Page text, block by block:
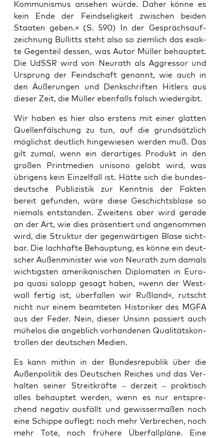
Kom­mu­nis­mus anse­hen wür­de. Daher kön­ne es
kein Ende der Feind­se­lig­keit zwi­schen bei­den
Staa­ten geben.« (S. 590) In der Gesprächs­auf­
zeich­nung Bul­litts steht also so ziem­lich das exak­
te Gegen­teil des­sen, was Autor Mül­ler behaup­tet.
Die UdSSR wird von Neu­r­a­th als Aggres­sor und
Ursprung der Feind­schaft genannt, wie auch in
den Äuße­run­gen und Denk­schrif­ten Hit­lers aus
die­ser Zeit, die Mül­ler eben­falls falsch wiedergibt.
Wir haben es hier also ers­tens mit einer glat­ten
Quel­len­fäl­schung zu tun, auf die grund­sätz­lich
mög­lichst deut­lich hin­ge­wie­sen wer­den muß. Das
gilt zumal, wenn ein der­ar­ti­ges Pro­dukt in den
gro­ßen Print­me­di­en uni­so­no gelobt wird, was
übri­gens kein Ein­zel­fall ist. Hät­te sich die bun­des­
deut­sche Publi­zis­tik zur Kennt­nis der Fak­ten
bereit gefun­den, wäre die­se Geschichts­bla­se so
nie­mals ent­stan­den. Zwei­tens aber wird gera­de
an der Art, wie dies prä­sen­tiert und ange­nom­men
wird, die Struk­tur der gegen­wär­ti­gen Bla­se sicht­
bar. Die lach­haf­te Behaup­tung, es kön­ne ein deut­
scher Außen­mi­nis­ter wie von Neu­r­a­th zum damals
wich­tigs­ten ame­ri­ka­ni­schen Diplo­ma­ten in Euro­
pa qua­si salopp gesagt haben, »wenn der West­
wall fer­tig ist, über­fal­len wir Ruß­land«, rutscht
nicht nur einem beam­te­ten His­to­ri­ker des MGFA
aus der Feder. Nein, die­ser Unsinn pas­siert auch
mühe­los die angeb­lich vor­han­de­nen Qua­li­täts­kon­
trol­len der deut­schen Medien.
Es kann mit­hin in der Bun­des­re­pu­blik über die
Außen­po­li­tik des Deut­schen Rei­ches und das Ver­
hal­ten sei­ner Streit­kräf­te – der­zeit – prak­tisch
alles behaup­tet wer­den, wenn es nur ent­spre­
chend nega­tiv aus­fällt und gewis­ser­ma­ßen noch
eine Schip­pe auf­legt: noch mehr Ver­bre­chen, noch
mehr Tote, noch frü­he­re Über­fall­plä­ne. Eine